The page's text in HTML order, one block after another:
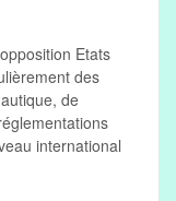
Etats
des
de
international